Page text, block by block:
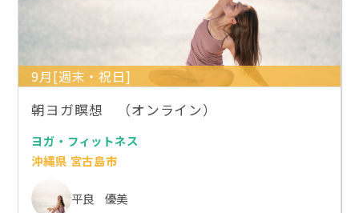
9月[週末・祝日]
朝ヨガ瞑想 （オンライン）
ヨガ・フィットネス
沖縄県 宮古島市
平良 優美